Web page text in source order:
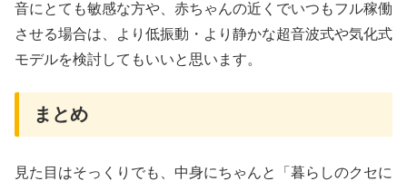
音にとても敏感な方や、赤ちゃんの近くでいつもフル稼働
させる場合は、より低振動・より静かな超音波式や気化式
モデルを検討してもいいと思います。
まとめ
見た目はそっくりでも、中身にちゃんと「暮らしのクセに